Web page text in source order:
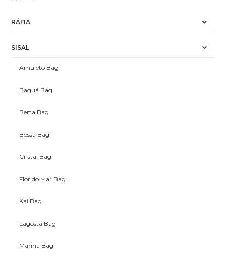
RÁFIA
SISAL
Amuleto Bag
Baguá Bag
Berta Bag
Bossa Bag
Cristal Bag
Flor do Mar Bag
Kai Bag
Lagosta Bag
Marina Bag